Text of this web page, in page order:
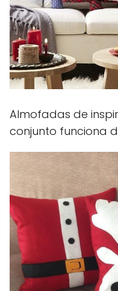
Almofadas de
conjunto funciona